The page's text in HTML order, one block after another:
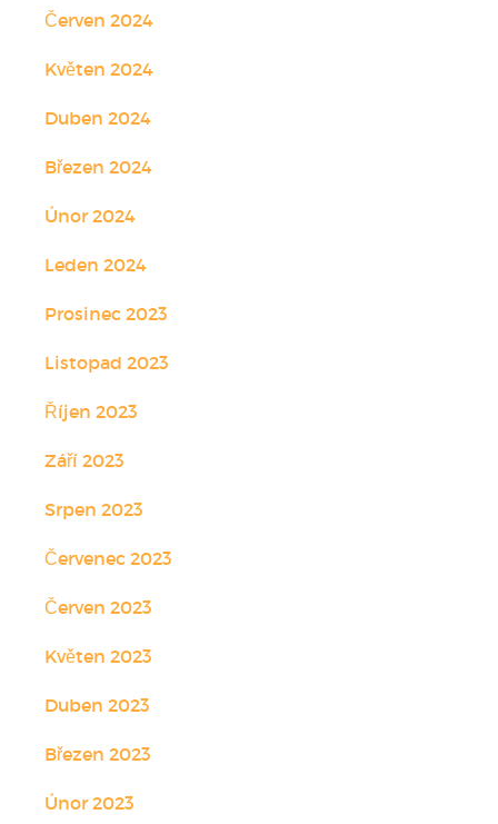
Červen 2024
Květen 2024
Duben 2024
Březen 2024
Únor 2024
Leden 2024
Prosinec 2023
Listopad 2023
Říjen 2023
Září 2023
Srpen 2023
Červenec 2023
Červen 2023
Květen 2023
Duben 2023
Březen 2023
Únor 2023